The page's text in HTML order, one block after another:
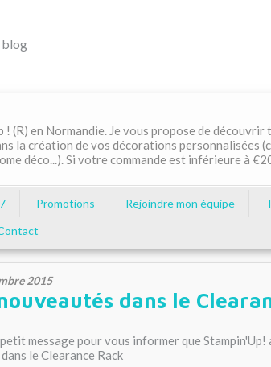
blog
(R) en Normandie. Je vous propose de découvrir
la création de vos décorations personnalisées
déco...). Si votre commande est inférieure à
Promotions Rejoindre mon équipe
2015
dans le
message pour vous informer que
le Clearance Rack